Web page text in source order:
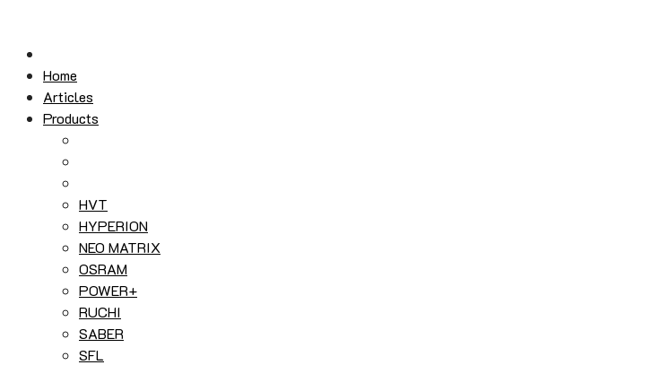
content
Home
Articles
Products
HVT
HYPERION
NEO MATRIX
OSRAM
POWER+
RUCHI
SABER
SFL